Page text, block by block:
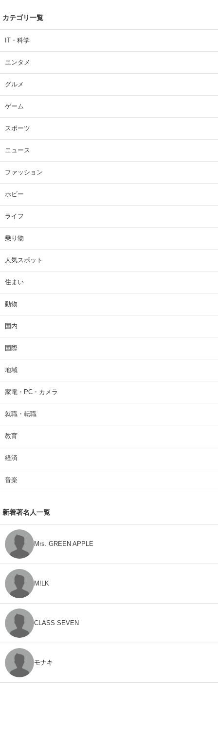
カテゴリ一覧
IT・科学
エンタメ
グルメ
ゲーム
スポーツ
ニュース
ファッション
ホビー
ライフ
乗り物
人気スポット
住まい
動物
国内
国際
地域
家電・PC・カメラ
就職・転職
教育
経済
音楽
新着著名人一覧
Mrs. GREEN APPLE
M!LK
CLASS SEVEN
モナキ